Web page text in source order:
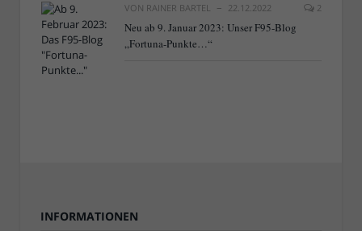
VON RAINER BARTEL 22.12.2022 2
Neu ab 9. Januar 2023: Unser F95-Blog
„Fortuna-Punkte…“
INFORMATIONEN